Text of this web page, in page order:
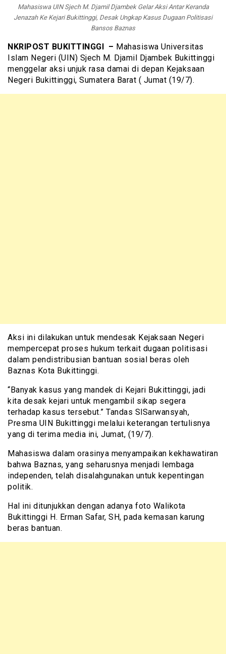
Mahasiswa UIN Sjech M. Djamil Djambek Gelar Aksi Antar Keranda
Jenazah Ke Kejari Bukittinggi, Desak Ungkap Kasus Dugaan Politisasi
Bansos Baznas
NKRIPOST BUKITTINGGI – Mahasiswa Universitas
Islam Negeri (UIN) Sjech M. Djamil Djambek Bukittinggi
menggelar aksi unjuk rasa damai di depan Kejaksaan
Negeri Bukittinggi, Sumatera Barat ( Jumat (19/7).
Aksi ini dilakukan untuk mendesak Kejaksaan Negeri
mempercepat proses hukum terkait dugaan politisasi
dalam pendistribusian bantuan sosial beras oleh
Baznas Kota Bukittinggi.
“Banyak kasus yang mandek di Kejari Bukittinggi, jadi
kita desak kejari untuk mengambil sikap segera
terhadap kasus tersebut.” Tandas SlSarwansyah,
Presma UIN Bukittinggi melalui keterangan tertulisnya
yang di terima media ini, Jumat, (19/7).
Mahasiswa dalam orasinya menyampaikan kekhawatiran
bahwa Baznas, yang seharusnya menjadi lembaga
independen, telah disalahgunakan untuk kepentingan
politik.
Hal ini ditunjukkan dengan adanya foto Walikota
Bukittinggi H. Erman Safar, SH, pada kemasan karung
beras bantuan.